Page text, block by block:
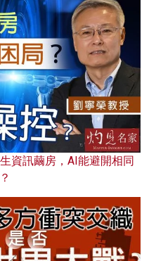
資訊繭房，AI能避開相同